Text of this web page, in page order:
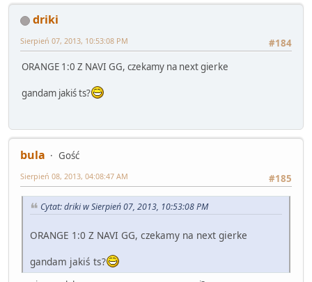
driki
#184
Sierpień 07, 2013, 10:53:08 PM
ORANGE 1:0 Z NAVI GG, czekamy na next gierke
gandam jakiś ts?
bula
Gość
#185
Sierpień 08, 2013, 04:08:47 AM
Cytat: driki w Sierpień 07, 2013, 10:53:08 PM
ORANGE 1:0 Z NAVI GG, czekamy na next gierke
gandam jakiś ts?